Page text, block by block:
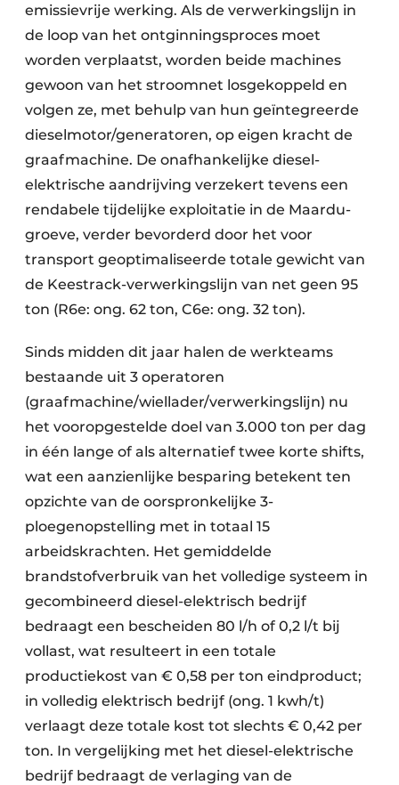
emissievrije werking. Als de verwerkingslijn in
de loop van het ontginningsproces moet
worden verplaatst, worden beide machines
gewoon van het stroomnet losgekoppeld en
volgen ze, met behulp van hun geïntegreerde
dieselmotor/generatoren, op eigen kracht de
graafmachine. De onafhankelijke diesel-
elektrische aandrijving verzekert tevens een
rendabele tijdelijke exploitatie in de Maardu-
groeve, verder bevorderd door het voor
transport geoptimaliseerde totale gewicht van
de Keestrack-verwerkingslijn van net geen 95
ton (R6e: ong. 62 ton, C6e: ong. 32 ton).
Sinds midden dit jaar halen de werkteams
bestaande uit 3 operatoren
(graafmachine/wiellader/verwerkingslijn) nu
het vooropgestelde doel van 3.000 ton per dag
in één lange of als alternatief twee korte shifts,
wat een aanzienlijke besparing betekent ten
opzichte van de oorspronkelijke 3-
ploegenopstelling met in totaal 15
arbeidskrachten. Het gemiddelde
brandstofverbruik van het volledige systeem in
gecombineerd diesel-elektrisch bedrijf
bedraagt een bescheiden 80 l/h of 0,2 l/t bij
vollast, wat resulteert in een totale
productiekost van € 0,58 per ton eindproduct;
in volledig elektrisch bedrijf (ong. 1 kwh/t)
verlaagt deze totale kost tot slechts € 0,42 per
ton. In vergelijking met het diesel-elektrische
bedrijf bedraagt de verlaging van de